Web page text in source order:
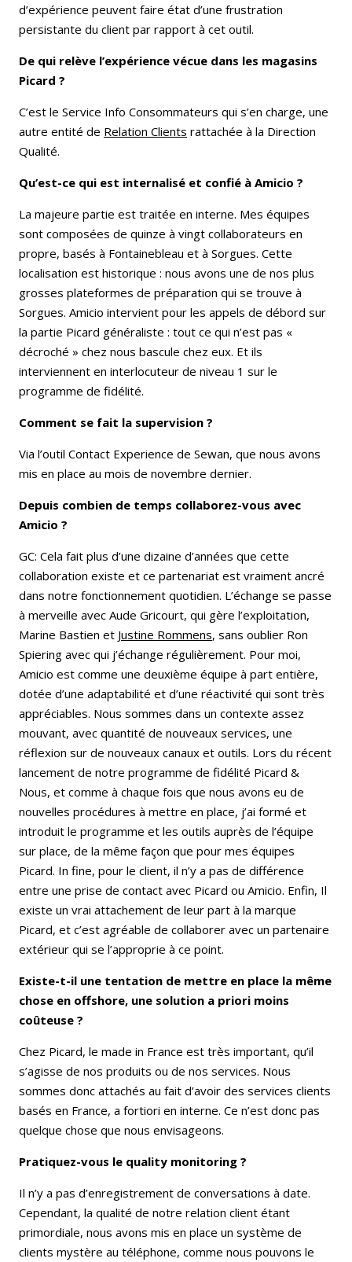
d’expérience peuvent faire état d’une frustration
persistante du client par rapport à cet outil.
De qui relève l’expérience vécue dans les magasins
Picard ?
C’est le Service Info Consommateurs qui s’en charge, une
autre entité de Relation Clients rattachée à la Direction
Qualité.
Qu’est-ce qui est internalisé et confié à Amicio ?
La majeure partie est traitée en interne. Mes équipes
sont composées de quinze à vingt collaborateurs en
propre, basés à Fontainebleau et à Sorgues. Cette
localisation est historique : nous avons une de nos plus
grosses plateformes de préparation qui se trouve à
Sorgues. Amicio intervient pour les appels de débord sur
la partie Picard généraliste : tout ce qui n’est pas «
décroché » chez nous bascule chez eux. Et ils
interviennent en interlocuteur de niveau 1 sur le
programme de fidélité.
Comment se fait la supervision ?
Via l’outil Contact Experience de Sewan, que nous avons
mis en place au mois de novembre dernier.
Depuis combien de temps collaborez-vous avec
Amicio ?
GC: Cela fait plus d’une dizaine d’années que cette
collaboration existe et ce partenariat est vraiment ancré
dans notre fonctionnement quotidien. L’échange se passe
à merveille avec Aude Gricourt, qui gère l’exploitation,
Marine Bastien et Justine Rommens, sans oublier Ron
Spiering avec qui j’échange régulièrement. Pour moi,
Amicio est comme une deuxième équipe à part entière,
dotée d’une adaptabilité et d’une réactivité qui sont très
appréciables. Nous sommes dans un contexte assez
mouvant, avec quantité de nouveaux services, une
réflexion sur de nouveaux canaux et outils. Lors du récent
lancement de notre programme de fidélité Picard &
Nous, et comme à chaque fois que nous avons eu de
nouvelles procédures à mettre en place, j’ai formé et
introduit le programme et les outils auprès de l’équipe
sur place, de la même façon que pour mes équipes
Picard. In fine, pour le client, il n’y a pas de différence
entre une prise de contact avec Picard ou Amicio. Enfin, Il
existe un vrai attachement de leur part à la marque
Picard, et c’est agréable de collaborer avec un partenaire
extérieur qui se l’approprie à ce point.
Existe-t-il une tentation de mettre en place la même
chose en offshore, une solution a priori moins
coûteuse ?
Chez Picard, le made in France est très important, qu’il
s’agisse de nos produits ou de nos services. Nous
sommes donc attachés au fait d’avoir des services clients
basés en France, a fortiori en interne. Ce n’est donc pas
quelque chose que nous envisageons.
Pratiquez-vous le quality monitoring ?
Il n’y a pas d’enregistrement de conversations à date.
Cependant, la qualité de notre relation client étant
primordiale, nous avons mis en place un système de
clients mystère au téléphone, comme nous pouvons le